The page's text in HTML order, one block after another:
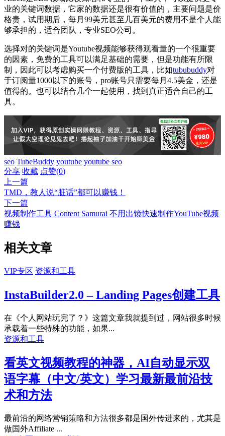
业的关键词数据，它家的数据还是很有价值的，主要问题是价
格贵，试用期后，每月99美元甚至几百美元的费用不是个人能
够承担的，适合团队，专业SEO公司。
选择对的关键词是Youtube视频能够获得观看量的一个很重要
的因素，免费的工具可以满足基础的需要，但是功能有所限
制，因此可以考虑购买一个付费版的工具，比如tububuddy对
于订阅量1000以下的账号，pro账号只需要每月4.5美金，还是
值得的。也可以结合几个一起使用，找到真正适合自己的工
具。
seo TubeBuddy youtube youtube seo
分享 收藏 点赞(0)
上一篇
TMD，教人说“脏话”都可以赚钱！
下一篇
视频制作工具 Content Samurai 不用出镜快速制作YouTube视频
赚钱
相关文章
VIP专区 资源和工具
InstaBuilder2.0 – Landing Pages创建工具
在《个人网站玩完了？》这篇文章我就提到过，网站很多时候
承载着一些特殊的功能，如果...
资源和工具
看英文视频教程的神器，AI自动显示双
语字幕（中文/英文）学习最新最前沿技
术和方法
最前沿的网络营销策略和方法很多都是国外传进来的，尤其是
做国外Affiliate ...